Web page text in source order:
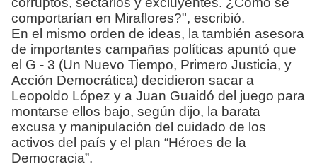
comportarían en Miraflores?", escribió.
En el mismo orden de ideas, la también asesora
de importantes campañas políticas apuntó que
el G - 3 (Un Nuevo Tiempo, Primero Justicia, y
Acción Democrática) decidieron sacar a
Leopoldo López y a Juan Guaidó del juego para
montarse ellos bajo, según dijo, la barata
excusa y manipulación del cuidado de los
activos del país y el plan “Héroes de la
Democracia”.